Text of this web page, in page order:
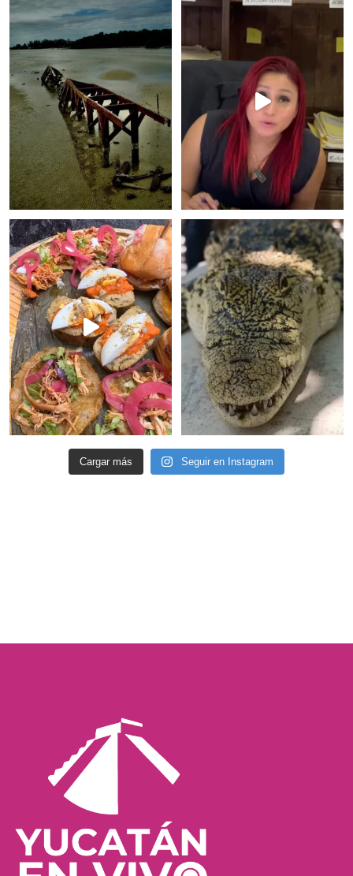
Cargar más Seguir en Instagram